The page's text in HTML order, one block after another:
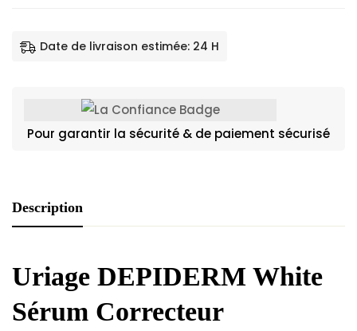
Date de livraison estimée: 24 H
Pour garantir la sécurité & de paiement sécurisé
Description
Uriage DEPIDERM White
Sérum Correcteur